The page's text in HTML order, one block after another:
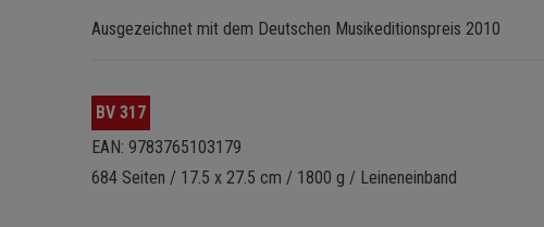
Ausgezeichnet mit dem Deutschen Musikeditionspreis 2010
BV 317
EAN: 9783765103179
684 Seiten / 17.5 x 27.5 cm / 1800 g / Leineneinband